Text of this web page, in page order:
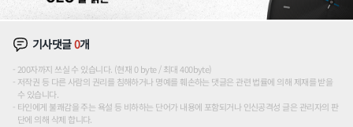
기사댓글0개
200자까지 쓰실 수 있습니다. (현재 0 byte / 최대 400byte)
저작권 등 다른 사람의 권리를 침해하거나 명예를 훼손하는 댓글은 관련 법률에 의해 제재를 받을
수 있습니다.
타인에게 불쾌감을 주는 욕설 등 비하하는 단어가 내용에 포함되거나 인신공격성 글은 관리자의 판
단에 의해 삭제 합니다.